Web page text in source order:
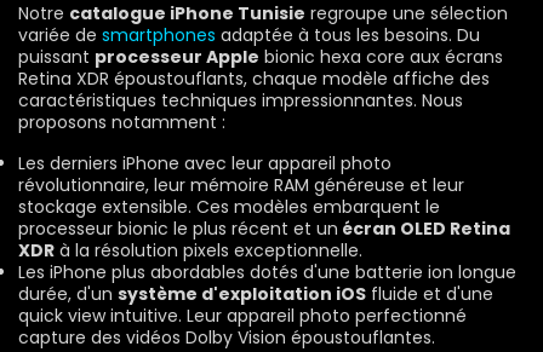
Notre catalogue iPhone Tunisie regroupe une sélection
variée de smartphones adaptée à tous les besoins. Du
puissant processeur Apple bionic hexa core aux écrans
Retina XDR époustouflants, chaque modèle affiche des
caractéristiques techniques impressionnantes. Nous
proposons notamment :
Les derniers iPhone avec leur appareil photo
révolutionnaire, leur mémoire RAM généreuse et leur
stockage extensible. Ces modèles embarquent le
processeur bionic le plus récent et un écran OLED Retina
XDR à la résolution pixels exceptionnelle.
Les iPhone plus abordables dotés d'une batterie ion longue
durée, d'un système d'exploitation iOS fluide et d'une
quick view intuitive. Leur appareil photo perfectionné
capture des vidéos Dolby Vision époustouflantes.